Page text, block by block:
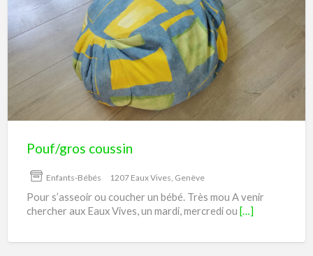
Pouf/gros
coussin
Pouf/gros coussin
Enfants-Bébés 1207 Eaux Vives, Genève
Pour s’asseoir ou coucher un bébé. Très mou A venir
chercher aux Eaux Vives, un mardi, mercredi ou […]